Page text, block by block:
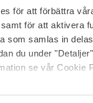
för att förbättra
för att aktivera
som samlas in
du under
se vår Cookie
Spor bestillingen
Retur og
Blush har blitt
Nordicfeel